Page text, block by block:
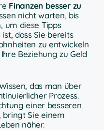
Finanzen besser zu
nicht warten, bis
um diese Tipps
dass Sie bereits
zu entwickeln
Beziehung zu Geld
das man über
Prozess.
einer besseren
bringt Sie einem
näher.